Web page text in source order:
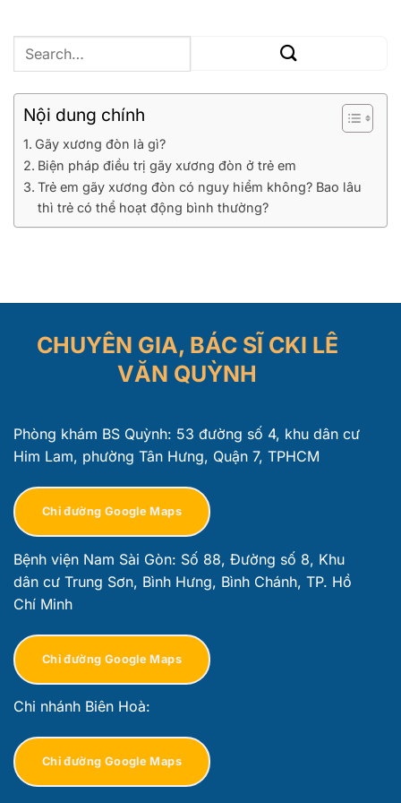
Nội dung chính
Gãy xương đòn là gì?
Biện pháp điều trị gãy xương đòn ở trẻ em
Trẻ em gãy xương đòn có nguy hiểm không? Bao lâu
thì trẻ có thể hoạt động bình thường?
CHUYÊN GIA, BÁC SĨ CKI LÊ
VĂN QUỲNH
Phòng khám BS Quỳnh: 53 đường số 4, khu dân cư
Him Lam, phường Tân Hưng, Quận 7, TPHCM
Chỉ đường Google Maps
Bệnh viện Nam Sài Gòn: Số 88, Đường số 8, Khu
dân cư Trung Sơn, Bình Hưng, Bình Chánh, TP. Hồ
Chí Minh
Chỉ đường Google Maps
Chi nhánh Biên Hoà:
Chỉ đường Google Maps